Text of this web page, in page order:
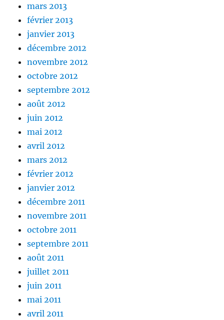
mars 2013
février 2013
janvier 2013
décembre 2012
novembre 2012
octobre 2012
septembre 2012
août 2012
juin 2012
mai 2012
avril 2012
mars 2012
février 2012
janvier 2012
décembre 2011
novembre 2011
octobre 2011
septembre 2011
août 2011
juillet 2011
juin 2011
mai 2011
avril 2011